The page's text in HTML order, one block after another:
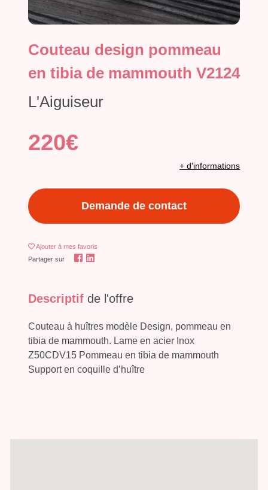
Couteau design pommeau
en tibia de mammouth V2124
L'Aiguiseur
220€
+ d'informations
Demande de contact
Ajouter à mes favoris
Partager sur
Descriptif de l'offre
Couteau à huîtres modèle Design, pommeau en
tibia de mammouth. Lame en acier Inox
Z50CDV15 Pommeau en tibia de mammouth
Support en coquille d’huître